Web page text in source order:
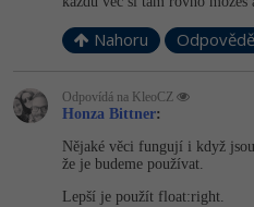
Nahoru
Odpovídá na KleoCZ
Honza Bittner:
Nějaké věci fungují i když jsou
že je budeme používat.
Lepší je použít float:right.